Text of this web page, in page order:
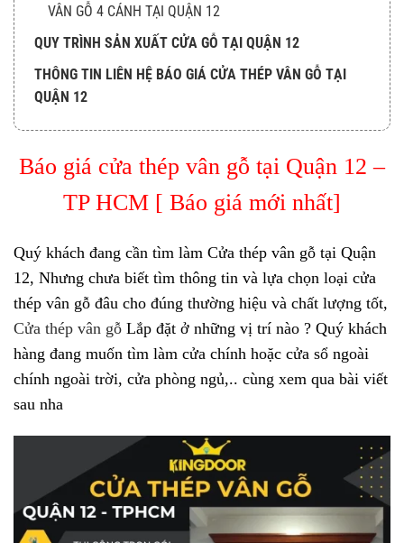
VÂN GỖ 4 CÁNH TẠI QUẬN 12
QUY TRÌNH SẢN XUẤT CỬA GỖ TẠI QUẬN 12
THÔNG TIN LIÊN HỆ BÁO GIÁ CỬA THÉP VÂN GỖ TẠI
QUẬN 12
Báo giá cửa thép vân gỗ tại Quận 12 –
TP HCM [ Báo giá mới nhất]
Quý khách đang cần tìm làm Cửa thép vân gỗ tại Quận
12, Nhưng chưa biết tìm thông tin và lựa chọn loại cửa
thép vân gỗ đâu cho đúng thường hiệu và chất lượng tốt,
Cửa thép vân gỗ Lắp đặt ở những vị trí nào ? Quý khách
hàng đang muốn tìm làm cửa chính hoặc cửa sổ ngoài
chính ngoài trời, cửa phòng ngủ,.. cùng xem qua bài viết
sau nha